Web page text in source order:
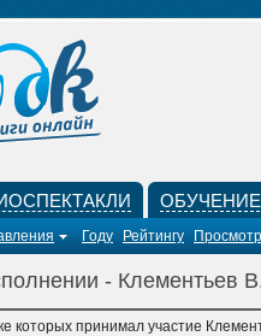
Году Рейтингу
- Клементьев
которых принимал участие